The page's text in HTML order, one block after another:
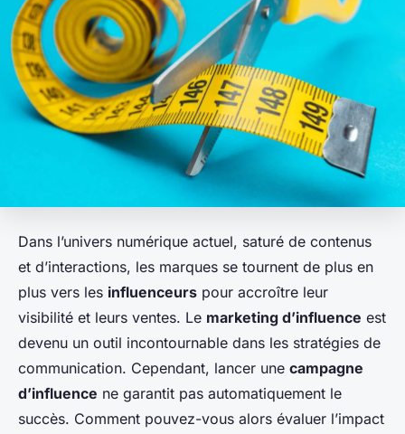
Dans l’univers numérique actuel, saturé de contenus
et d’interactions, les marques se tournent de plus en
plus vers les influenceurs pour accroître leur
visibilité et leurs ventes. Le marketing d’influence est
devenu un outil incontournable dans les stratégies de
communication. Cependant, lancer une campagne
d’influence ne garantit pas automatiquement le
succès. Comment pouvez-vous alors évaluer l’impact